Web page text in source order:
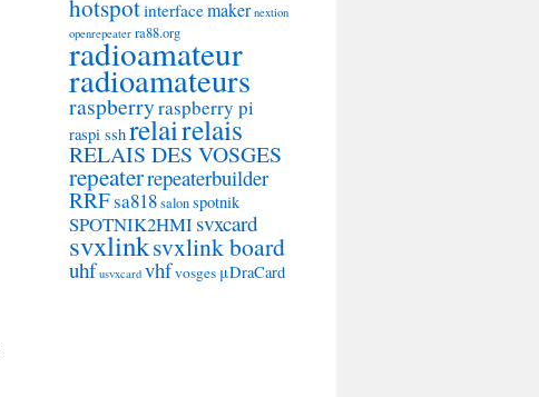
hotspotinterfacemaker nextion
openrepeater ra88.org
radioamateur
radioamateurs
raspberryraspberry pi
raspi sshrelairelais
RELAIS DES VOSGES
repeaterrepeaterbuilder
RRFsa818salonspotnik
SPOTNIK2HMIsvxcard
svxlinksvxlink board
uhf usvxcard vhfvosges μDraCard